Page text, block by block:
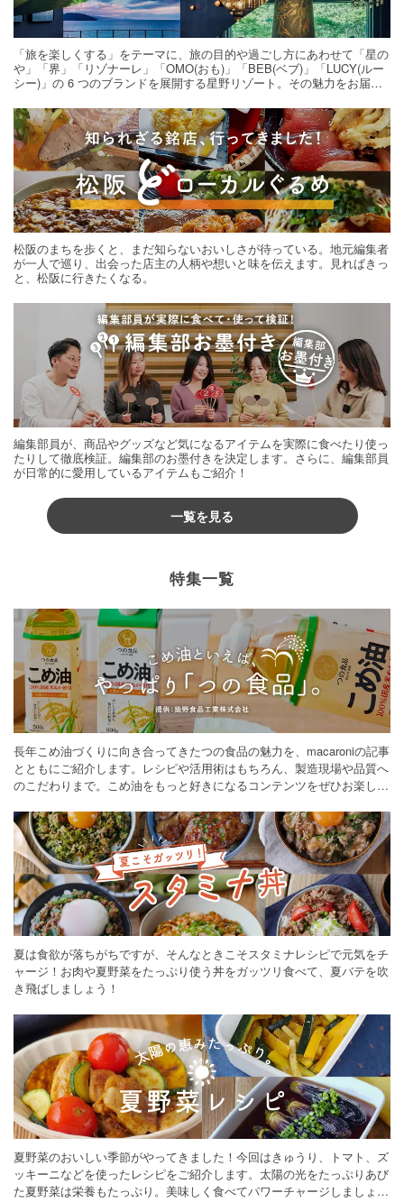
「旅を楽しくする」をテーマに、旅の目的や過ごし方にあわせて「星の
や」「界」「リゾナーレ」「OMO(おも)」「BEB(ベブ)」「LUCY(ルー
シー)」の 6 つのブランドを展開する星野リゾート。その魅力をお届け
松阪のまちを歩くと、まだ知らないおいしさが待っている。地元編集者
が一人で巡り、出会った店主の人柄や想いと味を伝えます。見ればきっ
と、松阪に行きたくなる。
編集部員が、商品やグッズなど気になるアイテムを実際に食べたり使っ
たりして徹底検証。編集部のお墨付きを決定します。さらに、編集部員
が日常的に愛用しているアイテムもご紹介！
一覧を見る
特集一覧
長年こめ油づくりに向き合ってきたつの食品の魅力を、macaroniの記事
とともにご紹介します。レシピや活用術はもちろん、製造現場や品質へ
のこだわりまで。こめ油をもっと好きになるコンテンツをぜひお楽しみ
夏は食欲が落ちがちですが、そんなときこそスタミナレシピで元気をチ
ャージ！お肉や夏野菜をたっぷり使う丼をガッツリ食べて、夏バテを吹
き飛ばしましょう！
夏野菜のおいしい季節がやってきました！今回はきゅうり、トマト、ズ
ッキーニなどを使ったレシピをご紹介します。太陽の光をたっぷりあび
た夏野菜は栄養もたっぷり。美味しく食べてパワーチャージしましょう